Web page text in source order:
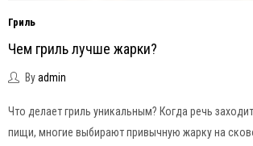
Гриль
Чем гриль лучше жарки?
Byadmin
Что делает гриль уникальным? Когда речь
пищи, многие выбирают привычную жарку на